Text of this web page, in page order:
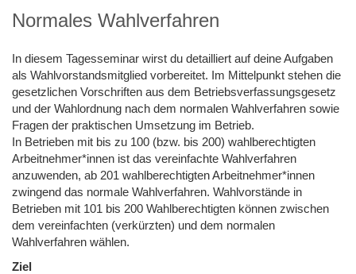
Normales Wahlverfahren
In diesem Tagesseminar wirst du detailliert auf deine Aufgaben
als Wahlvorstandsmitglied vorbereitet. Im Mittelpunkt stehen die
gesetzlichen Vorschriften aus dem Betriebsverfassungsgesetz
und der Wahlordnung nach dem normalen Wahlverfahren sowie
Fragen der praktischen Umsetzung im Betrieb.
In Betrieben mit bis zu 100 (bzw. bis 200) wahlberechtigten
Arbeitnehmer*innen ist das vereinfachte Wahlverfahren
anzuwenden, ab 201 wahlberechtigten Arbeitnehmer*innen
zwingend das normale Wahlverfahren. Wahlvorstände in
Betrieben mit 101 bis 200 Wahlberechtigten können zwischen
dem vereinfachten (verkürzten) und dem normalen
Wahlverfahren wählen.
Ziel